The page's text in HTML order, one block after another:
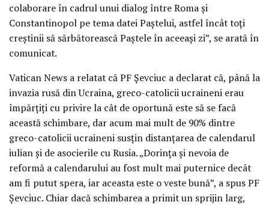
colaborare în cadrul unui dialog între Roma și
Constantinopol pe tema datei Paștelui, astfel încât toți
creștinii să sărbătorească Paștele în aceeași zi”, se arată în
comunicat.
Vatican News a relatat că PF Șevciuc a declarat că, până la
invazia rusă din Ucraina, greco-catolicii ucraineni erau
împărțiți cu privire la cât de oportună este să se facă
această schimbare, dar acum mai mult de 90% dintre
greco-catolicii ucraineni susțin distanțarea de calendarul
iulian și de asocierile cu Rusia. „Dorința și nevoia de
reformă a calendarului au fost mult mai puternice decât
am fi putut spera, iar aceasta este o veste bună”, a spus PF
Șevciuc. Chiar dacă schimbarea a primit un sprijin larg,